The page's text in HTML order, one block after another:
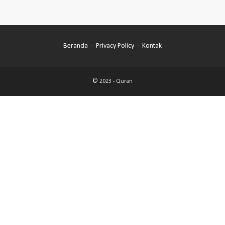
Beranda Privacy Policy Kontak
© 2023 - Quran